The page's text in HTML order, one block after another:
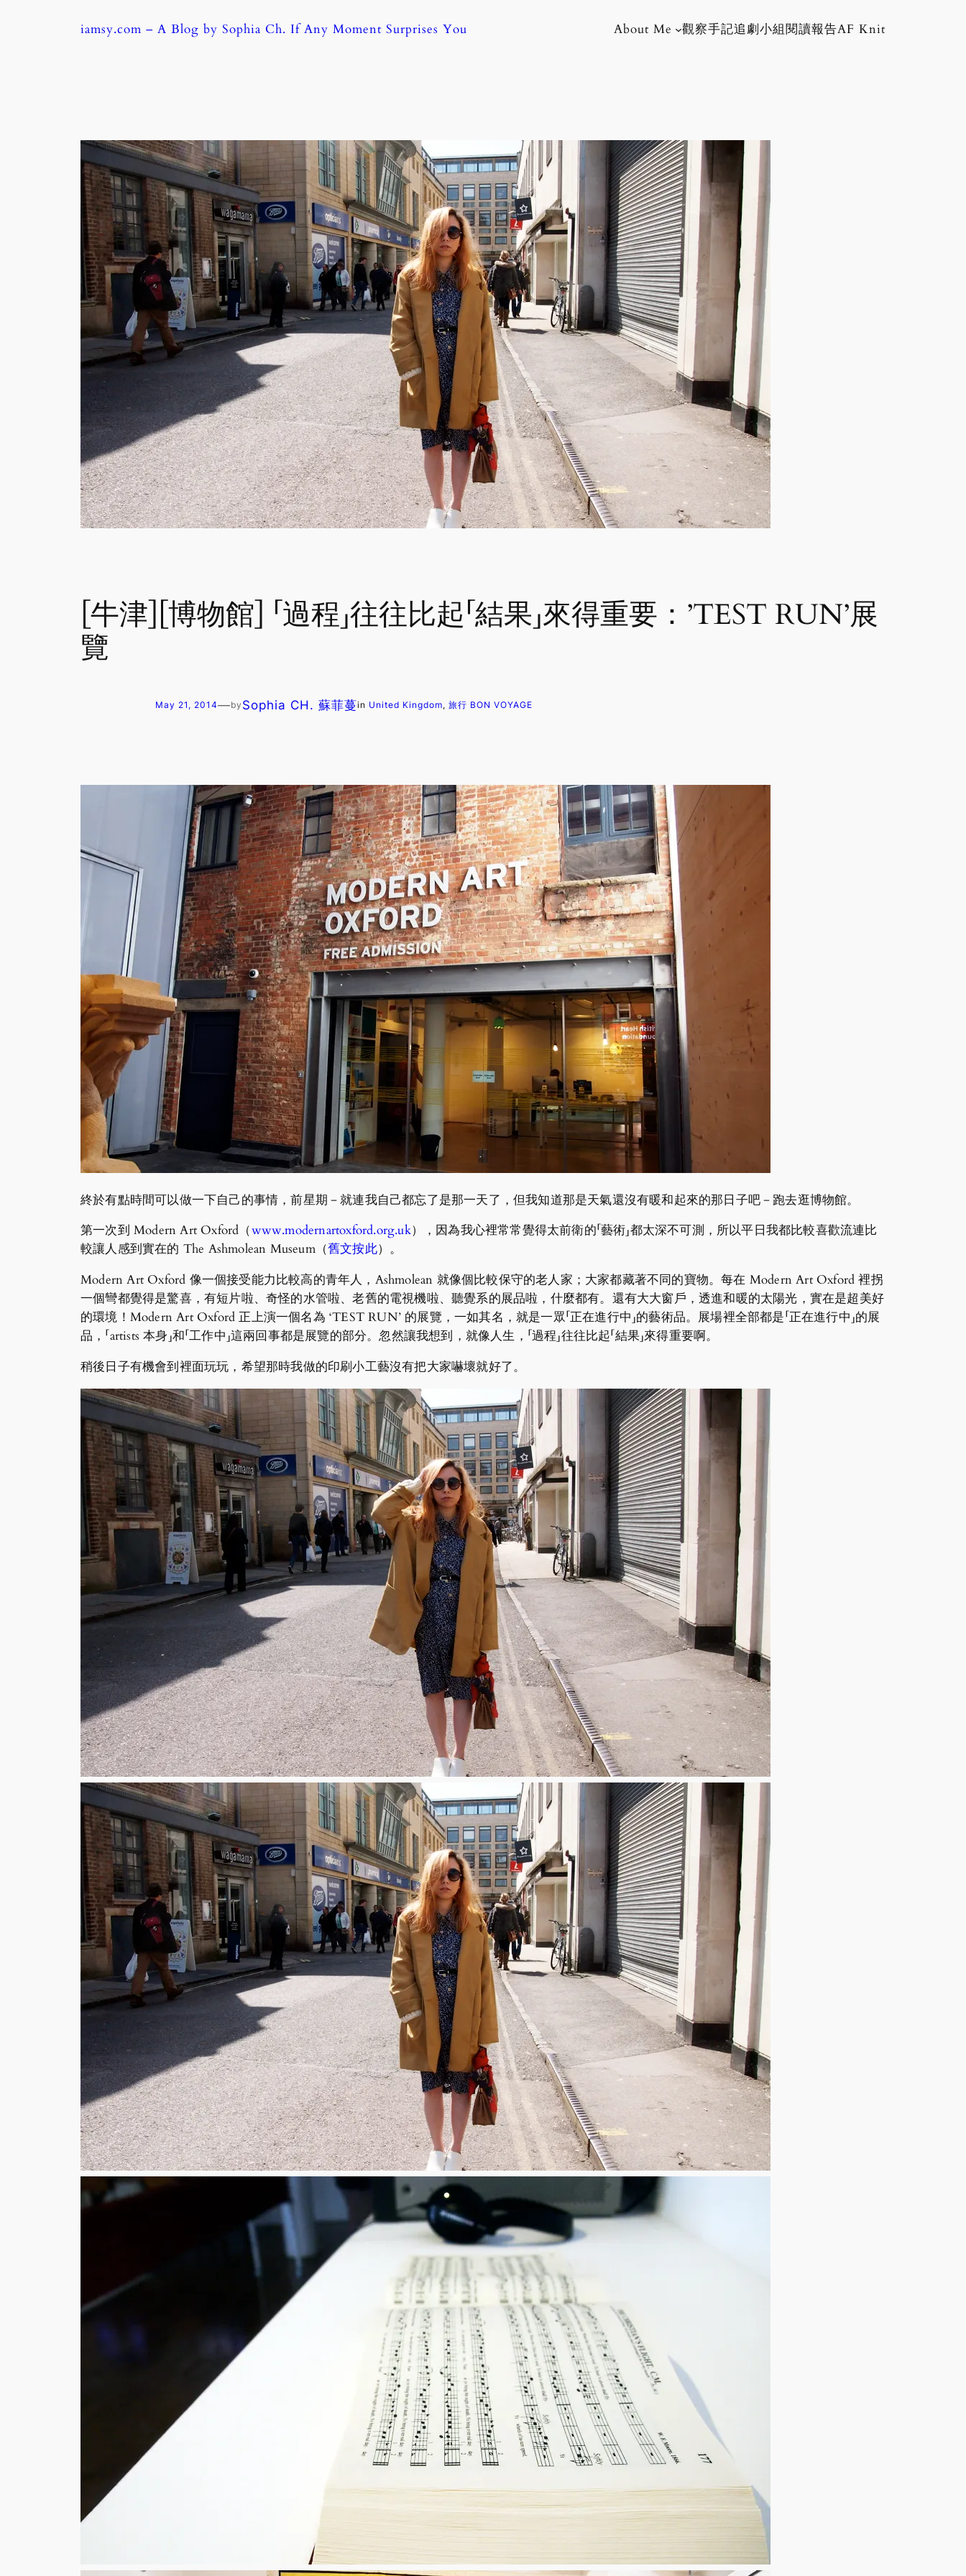
iamsy.com – A Blog by Sophia Ch. If Any Moment Surprises You About Me 觀察手記追劇小組閱讀報告AF Knit
[牛津][博物館] 「過程」往往比起「結果」來得重要：’TEST RUN’展
覽
May 21, 2014—by Sophia CH. 蘇菲蔓in United Kingdom, 旅行 BON VOYAGE
終於有點時間可以做一下自己的事情，前星期－就連我自己都忘了是那一天了，但我知道那是天氣還沒有暖和起來的那日子吧－跑去逛博物館。
第一次到 Modern Art Oxford（www.modernartoxford.org.uk），因為我心裡常常覺得太前衛的「藝術」都太深不可測，所以平日我都比較喜歡流連比
較讓人感到實在的 The Ashmolean Museum（舊文按此）。
Modern Art Oxford 像一個接受能力比較高的青年人，Ashmolean 就像個比較保守的老人家；大家都藏著不同的寶物。每在 Modern Art Oxford 裡拐
一個彎都覺得是驚喜，有短片啦、奇怪的水管啦、老舊的電視機啦、聽覺系的展品啦，什麼都有。還有大大窗戶，透進和暖的太陽光，實在是超美好
的環境！Modern Art Oxford 正上演一個名為 ‘TEST RUN’ 的展覽，一如其名，就是一眾「正在進行中」的藝術品。展場裡全部都是「正在進行中」的展
品，「artists 本身」和「工作中」這兩回事都是展覽的部分。忽然讓我想到，就像人生，「過程」往往比起「結果」來得重要啊。
稍後日子有機會到裡面玩玩，希望那時我做的印刷小工藝沒有把大家嚇壞就好了。